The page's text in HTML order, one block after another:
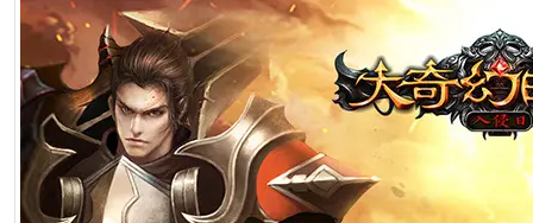
2026年7月1日 22:57
[生肖解说] 一部已经下线的电影，凭什么让陈道明袁和平吴京跑一趟兰
2026年6月25日 10:49
[生肖解说] 哪吒把桌子掀了，八部国漫来抢饭碗了